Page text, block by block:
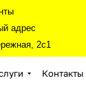
адрес
2с1
Контакты